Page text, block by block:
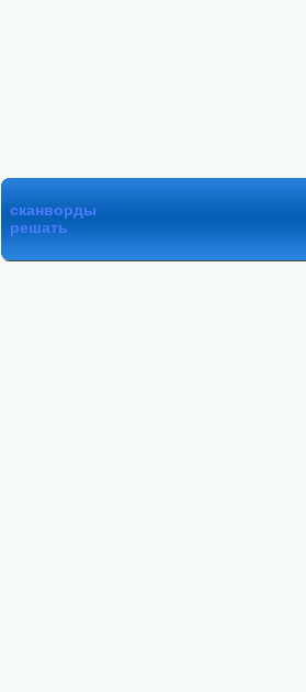
сканворды
решать